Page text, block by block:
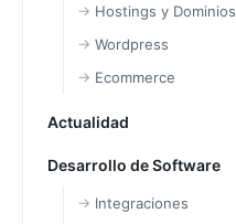
Hostings y Dominios
Wordpress
Ecommerce
Actualidad
Desarrollo de Software
Integraciones